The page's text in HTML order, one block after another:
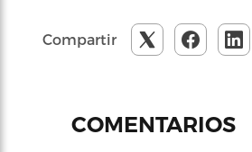
Compartir
COMENTARIOS